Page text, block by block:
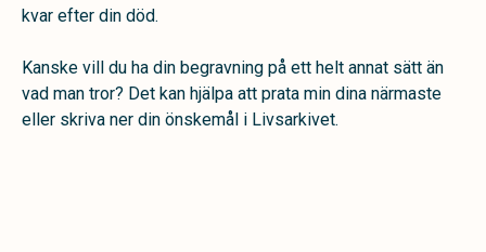
kvar efter din död.
Kanske vill du ha din begravning på ett helt annat sätt än
vad man tror? Det kan hjälpa att prata min dina närmaste
eller skriva ner din önskemål i Livsarkivet.